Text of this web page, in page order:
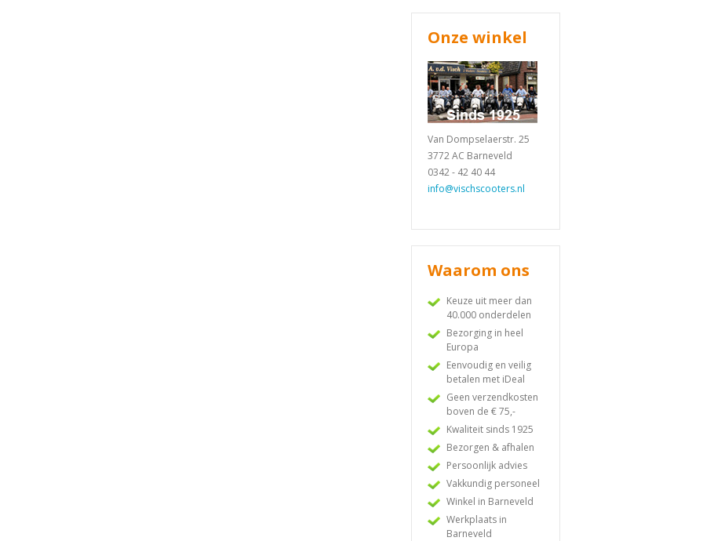
Onze winkel
Van Dompselaerstr. 25
3772 AC Barneveld
0342 - 42 40 44
info@vischscooters.nl
Waarom ons
Keuze uit meer dan
40.000 onderdelen
Bezorging in heel
Europa
Eenvoudig en veilig
betalen met iDeal
Geen verzendkosten
boven de € 75,-
Kwaliteit sinds 1925
Bezorgen & afhalen
Persoonlijk advies
Vakkundig personeel
Winkel in Barneveld
Werkplaats in
Barneveld